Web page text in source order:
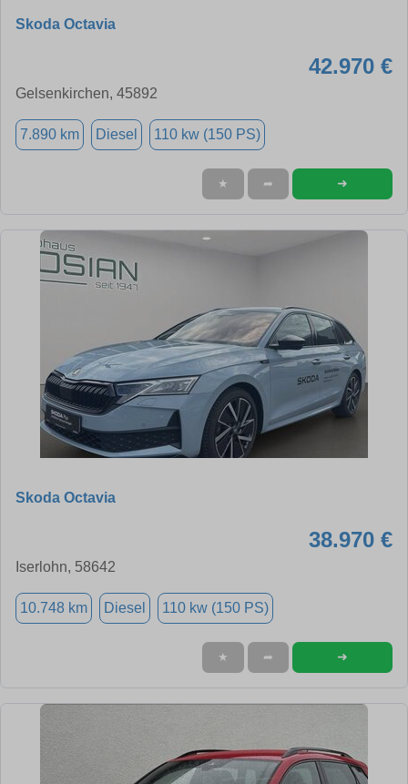
Skoda Octavia
42.970 €
Gelsenkirchen, 45892
7.890 km Diesel 110 kw (150 PS)
★ ➦ ➜
Skoda Octavia
38.970 €
Iserlohn, 58642
10.748 km Diesel 110 kw (150 PS)
★ ➦ ➜